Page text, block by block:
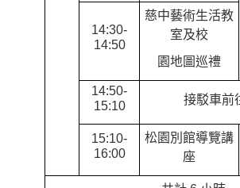
14:30-
14:50
慈中藝術生活教
室及校
園地圖巡禮
14:50-
15:10
接駁車前
15:10-
16:00
松園別館導覽講
座